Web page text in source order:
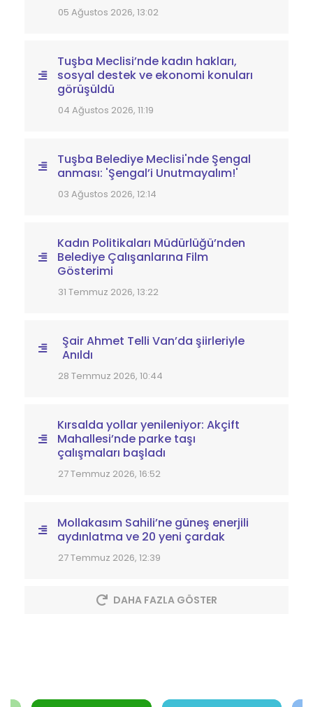
05 Ağustos 2026, 13:02
Tuşba Meclisi’nde kadın hakları,
sosyal destek ve ekonomi konuları
görüşüldü
04 Ağustos 2026, 11:19
Tuşba Belediye Meclisi'nde Şengal
anması: 'Şengal’i Unutmayalım!'
03 Ağustos 2026, 12:14
Kadın Politikaları Müdürlüğü’nden
Belediye Çalışanlarına Film
Gösterimi
31 Temmuz 2026, 13:22
Şair Ahmet Telli Van’da şiirleriyle
Anıldı
28 Temmuz 2026, 10:44
Kırsalda yollar yenileniyor: Akçift
Mahallesi’nde parke taşı
çalışmaları başladı
27 Temmuz 2026, 16:52
Mollakasım Sahili’ne güneş enerjili
aydınlatma ve 20 yeni çardak
27 Temmuz 2026, 12:39
DAHA FAZLA GÖSTER